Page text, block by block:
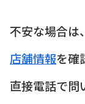
不安な場合は
店舗情報を確
直接電話で問